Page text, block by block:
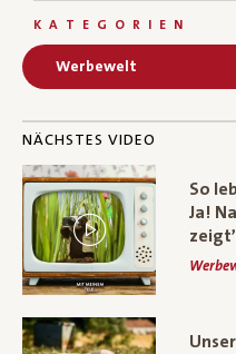
KATEGORIEN
Werbewelt
NÄCHSTES VIDEO
So
Ja!